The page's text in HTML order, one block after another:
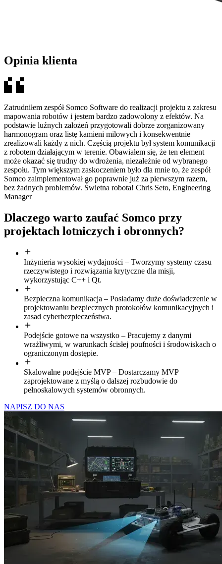
Opinia klienta
Zatrudniłem zespół Somco Software do realizacji projektu z zakresu
mapowania robotów i jestem bardzo zadowolony z efektów. Na
podstawie luźnych założeń przygotowali dobrze zorganizowany
harmonogram oraz listę kamieni milowych i konsekwentnie
zrealizowali każdy z nich. Częścią projektu był system komunikacji
z robotem działającym w terenie. Obawiałem się, że ten element
może okazać się trudny do wdrożenia, niezależnie od wybranego
zespołu. Tym większym zaskoczeniem było dla mnie to, że zespół
Somco zaimplementował go poprawnie już za pierwszym razem,
bez żadnych problemów. Świetna robota! Chris Seto, Engineering
Manager
Dlaczego warto zaufać Somco przy
projektach lotniczych i obronnych?
Inżynieria wysokiej wydajności – Tworzymy systemy czasu
rzeczywistego i rozwiązania krytyczne dla misji,
wykorzystując C++ i Qt.
Bezpieczna komunikacja – Posiadamy duże doświadczenie w
projektowaniu bezpiecznych protokołów komunikacyjnych i
zasad cyberbezpieczeństwa.
Podejście gotowe na wszystko – Pracujemy z danymi
wrażliwymi, w warunkach ścisłej poufności i środowiskach o
ograniczonym dostępie.
Skalowalne podejście MVP – Dostarczamy MVP
zaprojektowane z myślą o dalszej rozbudowie do
pełnoskalowych systemów obronnych.
NAPISZ DO NAS